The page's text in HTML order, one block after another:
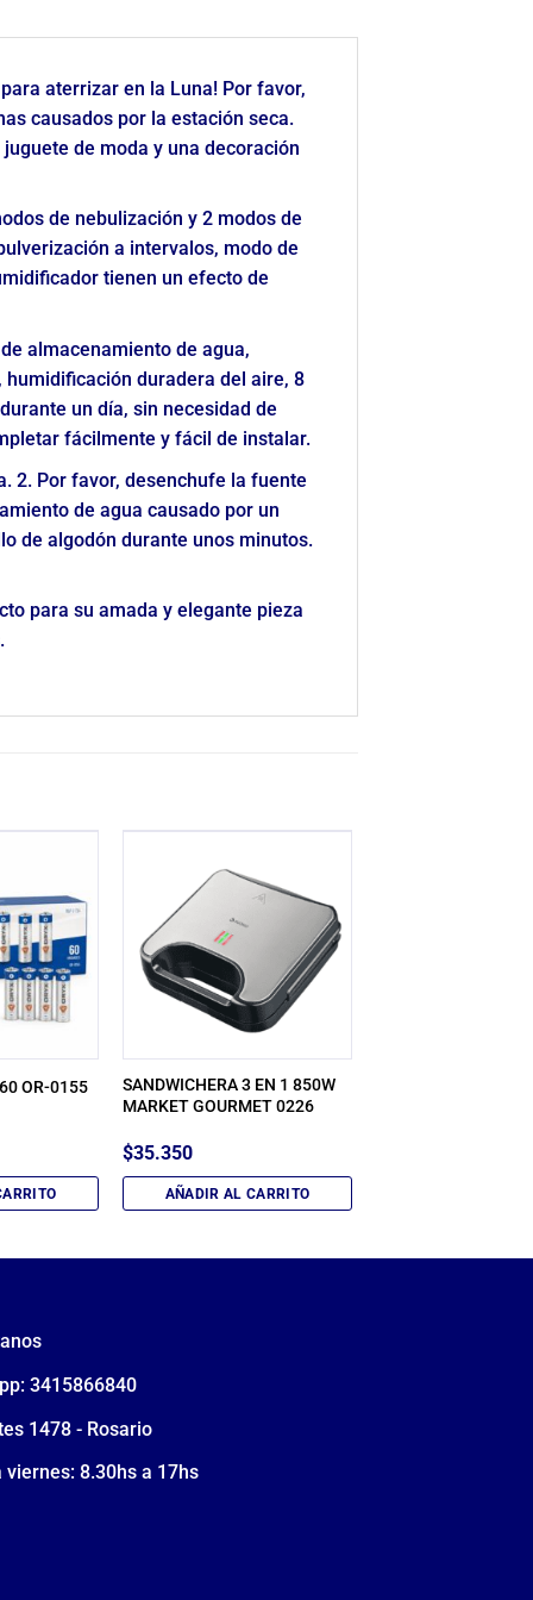
aterrizar en la Luna! Por favor,
causados por la estación seca.
de moda y una decoración
de nebulización y 2 modos de
a intervalos, modo de
tienen un efecto de
almacenamiento de agua,
duradera del aire, 8
un día, sin necesidad de
fácilmente y fácil de instalar.
2. Por favor, desenchufe la fuente
de agua causado por un
de algodón durante unos minutos.
para su amada y elegante pieza
OR-0155
SANDWICHERA 3 EN 1 850W
MARKET GOURMET 0226
$35.350
AÑADIR AL CARRITO
3415866840
1478 - Rosario
viernes: 8.30hs a 17hs